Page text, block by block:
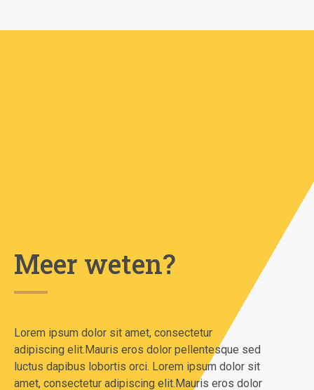
Meer weten?
Lorem ipsum dolor sit amet, consectetur
adipiscing elit.Mauris eros dolor pellentesque sed
luctus dapibus lobortis orci. Lorem ipsum dolor sit
amet, consectetur adipiscing elit.Mauris eros dolor